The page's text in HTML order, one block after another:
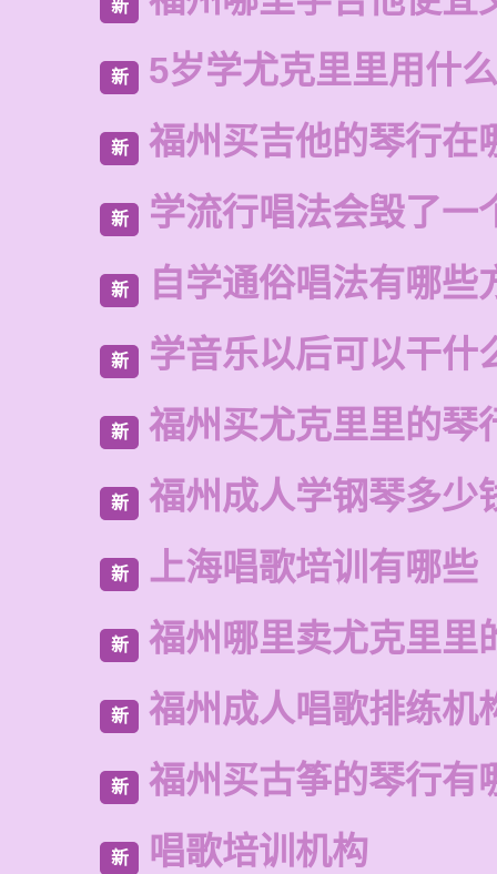
新
新 5岁学尤克里里用什
新 福州买吉他的琴行在
新 学流行唱法会毁了一
新 自学通俗唱法有哪些
新 学音乐以后可以干什
新 福州买尤克里里的琴
新 福州成人学钢琴多少
新 上海唱歌培训有哪些
新 福州哪里卖尤克里里
新 福州成人唱歌排练机
新 福州买古筝的琴行有
新 唱歌培训机构